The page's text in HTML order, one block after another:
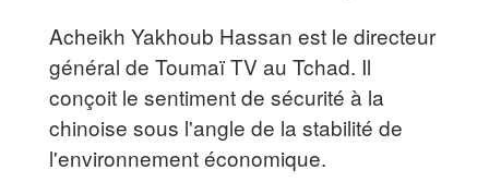
Acheikh Yakhoub Hassan est le directeur
général de Toumaï TV au Tchad. Il
conçoit le sentiment de sécurité à la
chinoise sous l'angle de la stabilité de
l'environnement économique.